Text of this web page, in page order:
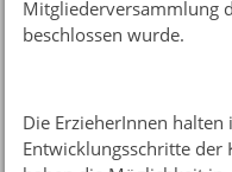
Mitgliederversammlung
beschlossen wurde.
Die ErzieherInnen halten
Entwicklungsschritte der